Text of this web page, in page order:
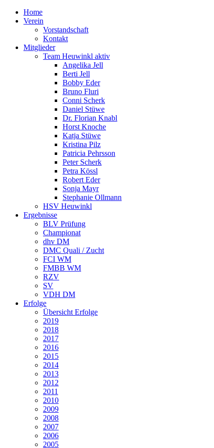
Home
Verein
Vorstandschaft
Kontakt
Mitglieder
Team Heuwinkl aktiv
Angelika Jell
Berti Jell
Bobby Eder
Bruno Fluri
Conni Scherk
Daniel Stüwe
Dr. Florian Knabl
Horst Knoche
Katja Stüwe
Kristina Pilz
Patricia Pehrsson
Peter Scherk
Petra Kössl
Robert Eder
Sonja Mayr
Stephanie Ollmann
HSV Heuwinkl
Ergebnisse
BLV Prüfung
Championat
dhv DM
DMC Quali / Zucht
FCI WM
FMBB WM
RZV
SV
VDH DM
Erfolge
Übersicht Erfolge
2019
2018
2017
2016
2015
2014
2013
2012
2011
2010
2009
2008
2007
2006
2005